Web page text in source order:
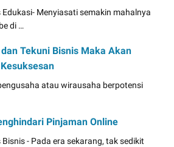
Edukasi- Menyiasati semakin mahalnya
di …
Tekuni Bisnis Maka Akan
atau wirausaha berpotensi
Pinjaman Online
Bisnis - Pada era sekarang, tak sedikit